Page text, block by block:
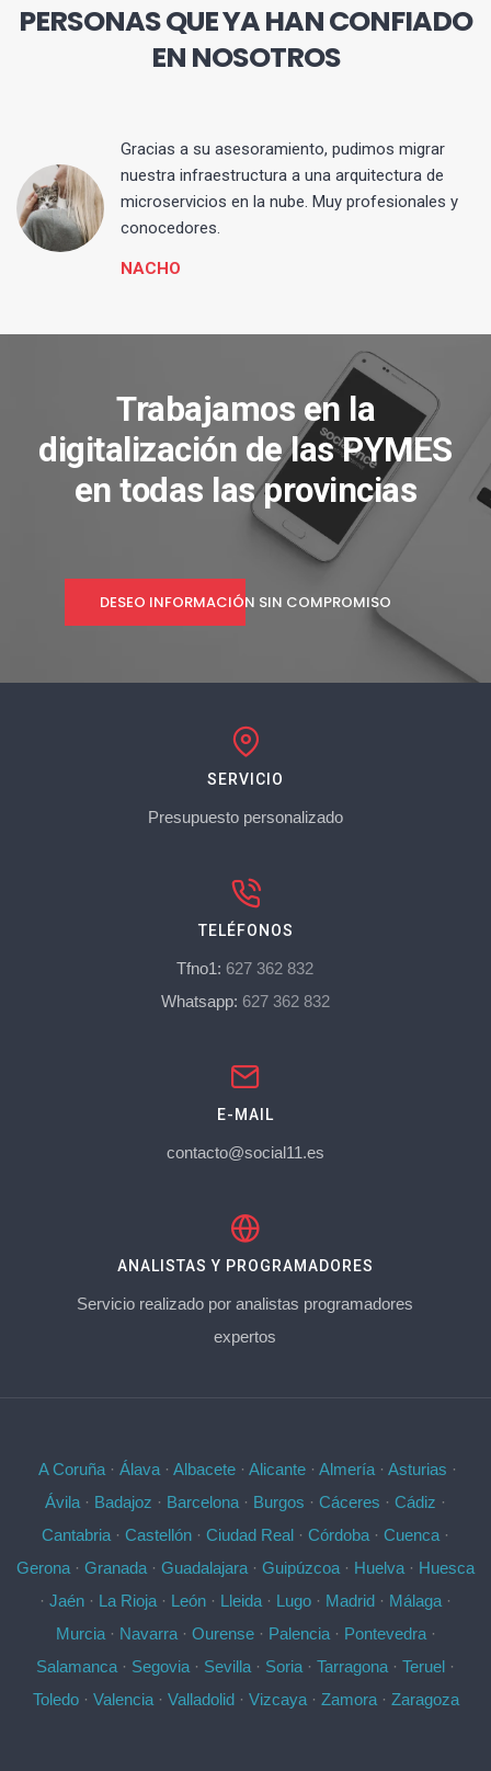
PERSONAS QUE YA HAN CONFIADO
EN NOSOTROS
Gracias a su asesoramiento, pudimos migrar
nuestra infraestructura a una arquitectura de
microservicios en la nube. Muy profesionales y
conocedores.
NACHO
Trabajamos en la
digitalización de las PYMES
en todas las provincias
DESEO INFORMACIÓN SIN COMPROMISO
SERVICIO
Presupuesto personalizado
TELÉFONOS
Tfno1: 627 362 832
Whatsapp: 627 362 832
E-MAIL
contacto@social11.es
ANALISTAS Y PROGRAMADORES
Servicio realizado por analistas programadores
expertos
A Coruña· Álava· Albacete· Alicante· Almería· Asturias ·
Ávila · Badajoz · Barcelona · Burgos · Cáceres · Cádiz ·
Cantabria · Castellón · Ciudad Real · Córdoba · Cuenca ·
Gerona · Granada · Guadalajara · Guipúzcoa · Huelva · Huesca
· Jaén · La Rioja · León · Lleida · Lugo · Madrid · Málaga ·
Murcia· Navarra· Ourense· Palencia· Pontevedra·
Salamanca · Segovia · Sevilla · Soria · Tarragona · Teruel ·
Toledo· Valencia· Valladolid· Vizcaya· Zamora· Zaragoza